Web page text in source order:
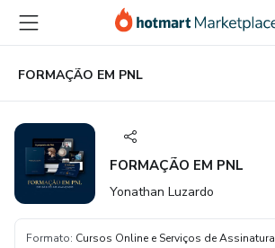
para
conteúdo
principal
para
pagamento
para
rodapé
FORMAÇÃO EM PNL
FORMAÇÃO EM PNL
Yonathan Luzardo
Formato: Cursos Online e Serviços de Assinatura